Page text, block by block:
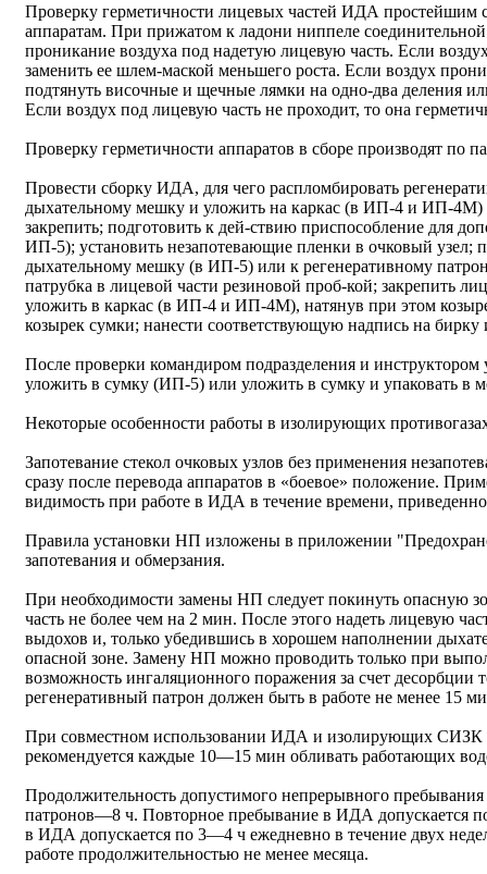
Проверку герметичности лицевых частей ИДА простейшим
аппаратам. При прижатом к ладони ниппеле
проникание воздуха под надетую лицевую часть. Если
заменить ее шлем-маской меньшего роста. Если воздух
подтянуть височные и щечные лямки на одно-два деления
Если воздух под лицевую часть не проходит, то она
Проверку герметичности аппаратов в сборе производят по
Провести сборку ИДА, для чего распломбировать
дыхательному мешку и уложить на каркас (в ИП-4 и ИП-
закрепить; подготовить к дей-ствию приспособление для
ИП-5); установить незапотевающие пленки в очковый узел;
дыхательному мешку (в ИП-5) или к регенеративному
патрубка в лицевой части резиновой проб-кой; закрепить
уложить в каркас (в ИП-4 и ИП-4М), натянув при этом
козырек сумки; нанести соответствующую надпись на бирку
После проверки командиром подразделения и
уложить в сумку (ИП-5) или уложить в сумку и упаковать
Некоторые особенности работы в изолирующих
Запотевание стекол очковых узлов без применения
сразу после перевода аппаратов в «боевое» положение.
видимость при работе в ИДА в течение времени,
Правила установки НП изложены в приложении
запотевания и обмерзания.
При необходимости замены НП следует покинуть опасную
часть не более чем на 2 мин. После этого надеть лицевую
выдохов и, только убедившись в хорошем наполнении
опасной зоне. Замену НП можно проводить только при
возможность ингаляционного поражения за счет
регенеративный патрон должен быть в работе не менее 15
При совместном использовании ИДА и изолирующих СИЗК
рекомендуется каждые 10—15 мин обливать работающих
Продолжительность допустимого непрерывного
патронов—8 ч. Повторное пребывание в ИДА допускается
в ИДА допускается по 3—4 ч ежедневно в течение двух
работе продолжительностью не менее месяца.